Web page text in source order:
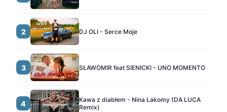
2 DJ OLI - Serce Moje
3 SŁAWOMIR feat SIENICKI - UNO MOMENTO
4
Kawa z diabłem - Nina Lakomy (DA LUCA
Remix)